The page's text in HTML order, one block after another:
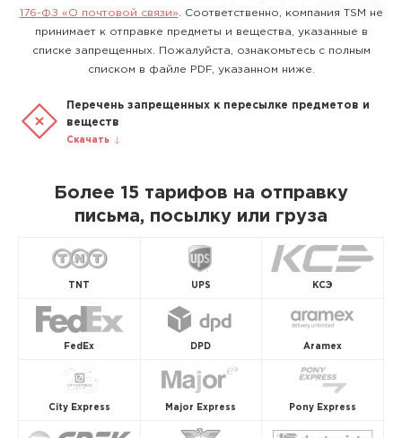
176-ФЗ «О почтовой связи» . Соответственно, компания TSM не
принимает к отправке предметы и вещества, указанные в
списке запрещенных. Пожалуйста, ознакомьтесь с полным
списком в файле PDF, указанном ниже.
Перечень запрещенных к пересылке предметов и
веществ
Скачать
Более 15 тарифов на отправку
письма, посылку или груза
TNT UPS КСЭ
FedEx DPD Aramex
City Express Major Express Pony Express